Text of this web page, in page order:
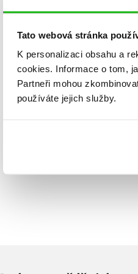
Tato webová stránka
K personalizaci obsahu a
cookies. Informace o tom,
Partneři mohou
používáte jejich služby.